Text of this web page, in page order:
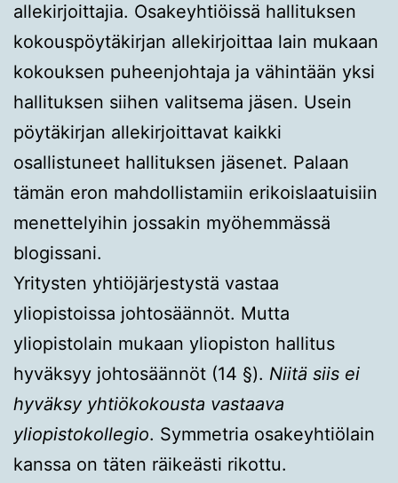
allekirjoittajia. Osakeyhtiöissä hallituksen
kokouspöytäkirjan allekirjoittaa lain mukaan
kokouksen puheenjohtaja ja vähintään yksi
hallituksen siihen valitsema jäsen. Usein
pöytäkirjan allekirjoittavat kaikki
osallistuneet hallituksen jäsenet. Palaan
tämän eron mahdollistamiin erikoislaatuisiin
menettelyihin jossakin myöhemmässä
blogissani.
Yritysten yhtiöjärjestystä vastaa
yliopistoissa johtosäännöt. Mutta
yliopistolain mukaan yliopiston hallitus
hyväksyy johtosäännöt (14 §). Niitä siis ei
hyväksy yhtiökokousta vastaava
yliopistokollegio. Symmetria osakeyhtiölain
kanssa on täten räikeästi rikottu.